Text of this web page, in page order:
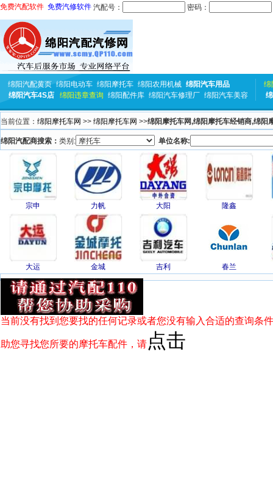
免费汽配软件 免费汽修软件 汽配号： 密码：
绵阳汽配黄页 绵阳电动车 绵阳摩托车 绵阳农用机械 绵阳汽车用品
绵阳汽车4S店
绵阳违章查询 绵阳配件库 绵阳汽车修理厂 绵阳汽车美容
绵
当前位置： 绵阳摩托车网 >> 绵阳摩托车网 >>绵阳摩托车网,绵阳摩托车经销商,绵阳
绵阳汽配商搜索： 类别: 单位名称:
宗申 力帆 大阳 隆鑫
大运 金城 吉利 春兰
当前没有找到您要找的任何记录或者您没有输入合适的查询条
助您寻找您所要的摩托车配件，请 点击